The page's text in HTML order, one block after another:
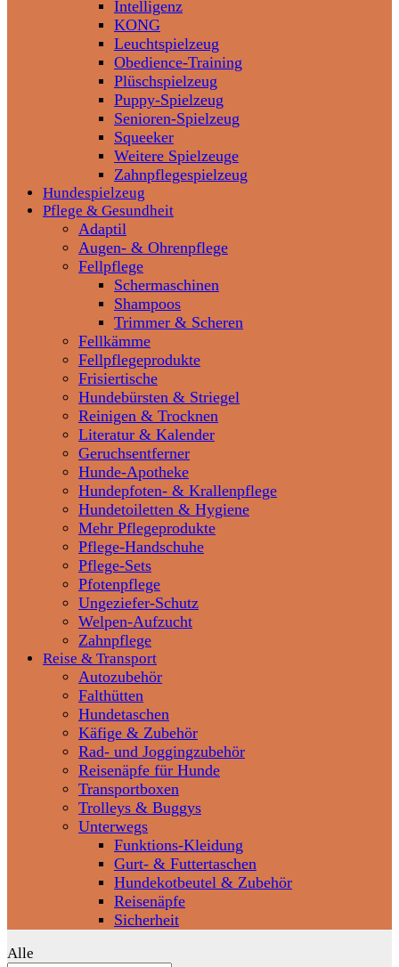
Intelligenz
KONG
Leuchtspielzeug
Obedience-Training
Plüschspielzeug
Puppy-Spielzeug
Senioren-Spielzeug
Squeeker
Weitere Spielzeuge
Zahnpflegespielzeug
Hundespielzeug
Pflege & Gesundheit
Adaptil
Augen- & Ohrenpflege
Fellpflege
Schermaschinen
Shampoos
Trimmer & Scheren
Fellkämme
Fellpflegeprodukte
Frisiertische
Hundebürsten & Striegel
Reinigen & Trocknen
Literatur & Kalender
Geruchsentferner
Hunde-Apotheke
Hundepfoten- & Krallenpflege
Hundetoiletten & Hygiene
Mehr Pflegeprodukte
Pflege-Handschuhe
Pflege-Sets
Pfotenpflege
Ungeziefer-Schutz
Welpen-Aufzucht
Zahnpflege
Reise & Transport
Autozubehör
Falthütten
Hundetaschen
Käfige & Zubehör
Rad- und Joggingzubehör
Reisenäpfe für Hunde
Transportboxen
Trolleys & Buggys
Unterwegs
Funktions-Kleidung
Gurt- & Futtertaschen
Hundekotbeutel & Zubehör
Reisenäpfe
Sicherheit
Alle